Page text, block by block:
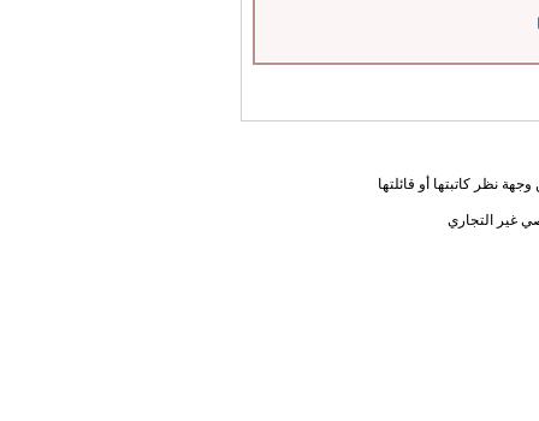
نظر كاتبتها أو قائلتها
غير التجاري